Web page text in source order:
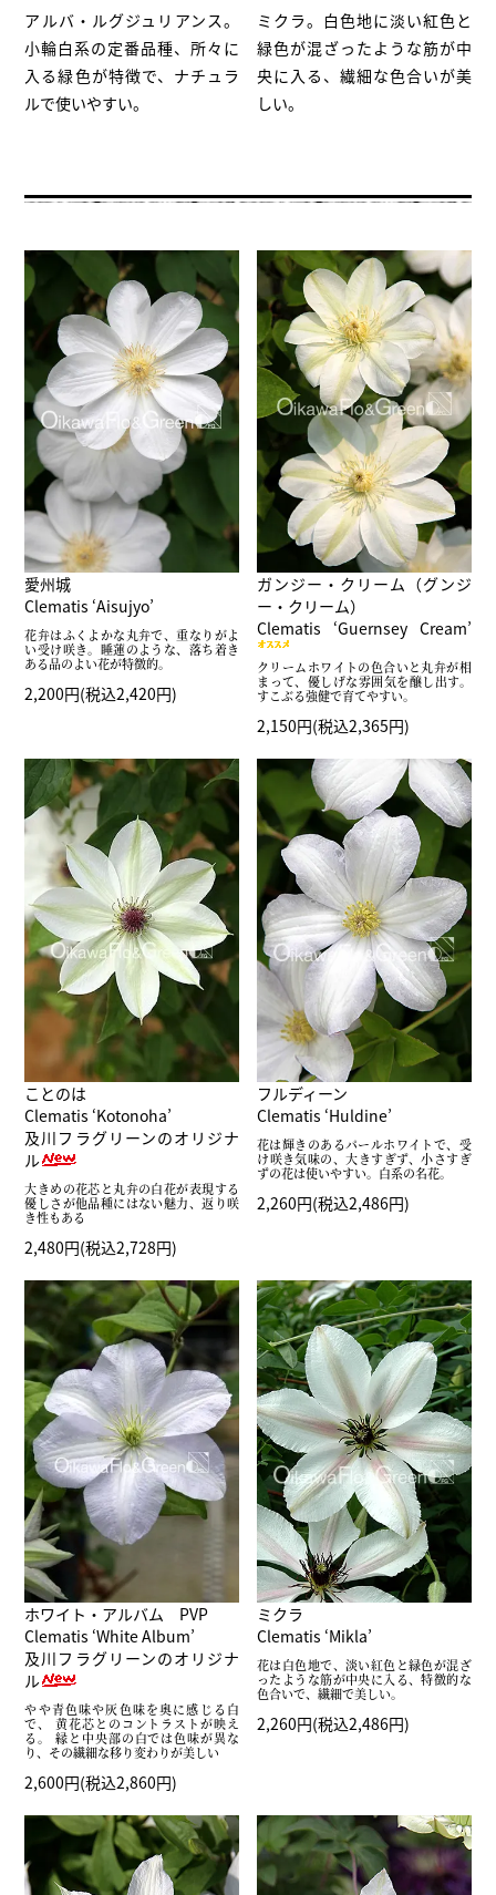
アルバ・ルグジュリアンス。
小輪白系の定番品種、所々に
入る緑色が特徴で、ナチュラ
ルで使いやすい。
ミクラ。白色地に淡い紅色と
緑色が混ざったような筋が中
央に入る、繊細な色合いが美
しい。
愛州城
Clematis ‘Aisujyo’
花弁はふくよかな丸弁で、重なりがよ
い受け咲き。睡蓮のような、落ち着き
ある品のよい花が特徴的。
2,200円(税込2,420円)
ガンジー・クリーム（グンジ
ー・クリーム）
Clematis ‘Guernsey Cream’
クリームホワイトの色合いと丸弁が相
まって、優しげな雰囲気を醸し出す。
すこぶる強健で育てやすい。
2,150円(税込2,365円)
ことのは
Clematis ‘Kotonoha’
及川フラグリーンのオリジナ
ル
大きめの花芯と丸弁の白花が表現する
優しさが他品種にはない魅力、返り咲
き性もある
2,480円(税込2,728円)
フルディーン
Clematis ‘Huldine’
花は輝きのあるパールホワイトで、受
け咲き気味の、大きすぎず、小さすぎ
ずの花は使いやすい。白系の名花。
2,260円(税込2,486円)
ホワイト・アルバム PVP
Clematis ‘White Album’
及川フラグリーンのオリジナ
ル
やや青色味や灰色味を奥に感じる白
で、 黄花芯とのコントラストが映え
る。 縁と中央部の白では色味が異な
り、その繊細な移り変わりが美しい
2,600円(税込2,860円)
ミクラ
Clematis ‘Mikla’
花は白色地で、淡い紅色と緑色が混ざ
ったような筋が中央に入る、特徴的な
色合いで、繊細で美しい。
2,260円(税込2,486円)